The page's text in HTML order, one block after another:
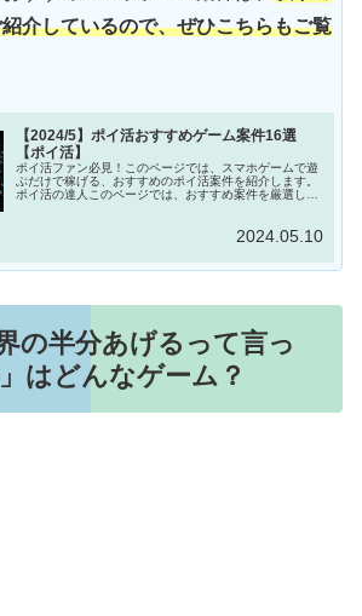
介しているので、ぜひこちらもご覧
【2024/5】ポイ活おすすめゲーム案件16選
【ポイ活】
ポイ活ファン必見！このページでは、スマホゲームで遊
ぶだけで稼げる、おすすめのポイ活案件を紹介します。
ポイ活の達人このページでは、おすすめ案件を厳選して
2024.05.10
の半分あげるって言っ
はどんなゲーム？